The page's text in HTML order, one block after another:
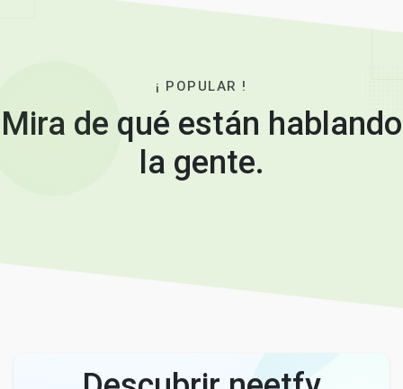
¡ POPULAR !
Mira de qué están hablando
la gente.